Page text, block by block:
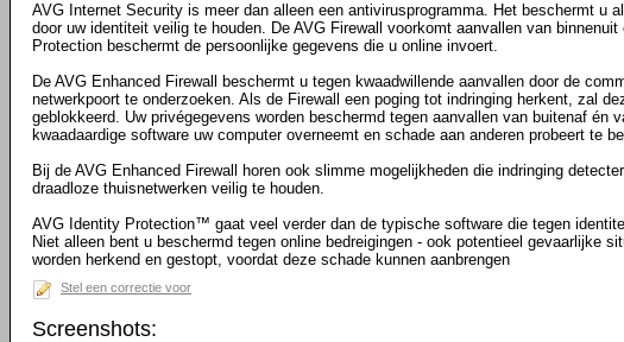
AVG Internet Security is meer dan alleen een antivirusprogramma. Het beschermt u
door uw identiteit veilig te houden. De AVG Firewall voorkomt aanvallen van
Protection beschermt de persoonlijke gegevens die u online invoert.
De AVG Enhanced Firewall beschermt u tegen kwaadwillende aanvallen door de
netwerkpoort te onderzoeken. Als de Firewall een poging tot indringing herkent, zal
geblokkeerd. Uw privégegevens worden beschermd tegen aanvallen van buitenaf én
kwaadaardige software uw computer overneemt en schade aan anderen probeert te
Bij de AVG Enhanced Firewall horen ook slimme mogelijkheden die indringing
draadloze thuisnetwerken veilig te houden.
AVG Identity Protection™ gaat veel verder dan de typische software die tegen
Niet alleen bent u beschermd tegen online bedreigingen - ook potentieel gevaarlijke
worden herkend en gestopt, voordat deze schade kunnen aanbrengen
Stel een correctie voor
Screenshots: